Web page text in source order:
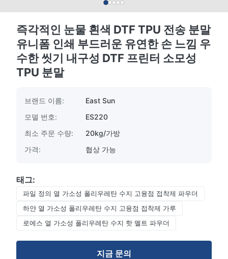
즉각적인 눈물 흰색 DTF TPU 전송 분말
유니폼 인쇄 부드러운 유연한 손 느낌 우
수한 씻기 내구성 DTF 프린터 소모성
TPU 분말
브랜드 이름:
East Sun
모델 번호:
ES220
최소 주문 수량:
20kg/가방
가격:
협상 가능
태그:
파일 정의 열 가소성 폴리우레탄 수지 고융점 접착제 파우더
하얀 열 가소성 폴리우레탄 수지 고융점 접착제 가루
로에스 열 가소성 폴리우레탄 수지 핫 멜트 파우더
지금 문의